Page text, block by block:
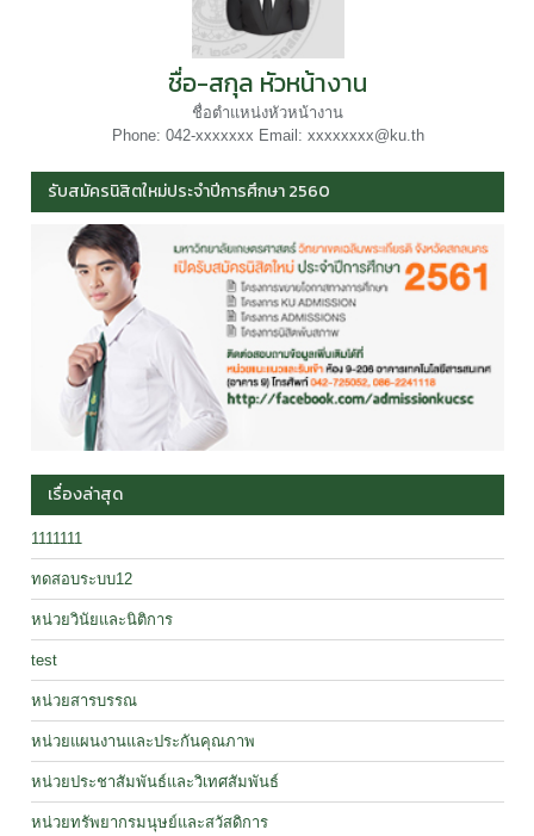
ชื่อ-สกุล หัวหน้างาน
ชื่อตำแหน่งหัวหน้างาน
Phone: 042-xxxxxxx Email: xxxxxxxx@ku.th
รับสมัครนิสิตใหม่ประจำปีการศึกษา 2560
เรื่องล่าสุด
1111111
ทดสอบระบบ12
หน่วยวินัยและนิติการ
test
หน่วยสารบรรณ
หน่วยแผนงานและประกันคุณภาพ
หน่วยประชาสัมพันธ์และวิเทศสัมพันธ์
หน่วยทรัพยากรมนุษย์และสวัสดิการ